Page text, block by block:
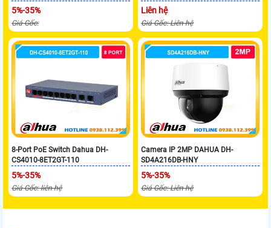
5%-35%
Giá Gốc:
Liên hệ
Giá Gốc: Liên hệ
8-Port PoE Switch Dahua DH-
CS4010-8ET2GT-110
5%-35%
Giá Gốc: liên hệ
Camera IP 2MP DAHUA DH-
SD4A216DB-HNY
5%-35%
Giá Gốc: Liên hệ